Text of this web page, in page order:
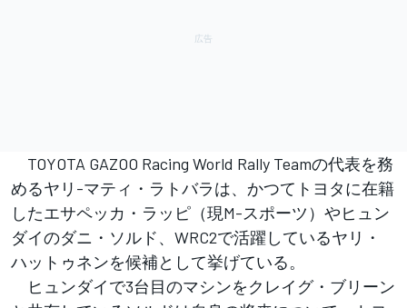
TOYOTA GAZOO Racing World Rally Teamの代表を務
めるヤリ-マティ・ラトバラは、かつてトヨタに在籍
したエサペッカ・ラッピ（現M-スポーツ）やヒュン
ダイのダニ・ソルド、WRC2で活躍しているヤリ・
ハットゥネンを候補として挙げている。
ヒュンダイで3台目のマシンをクレイグ・ブリーン